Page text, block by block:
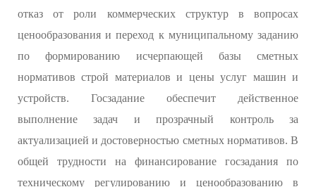
отказ от роли коммерческих структур в вопросах
ценообразования и переход к муниципальному заданию
по формированию исчерпающей базы сметных
нормативов строй материалов и цены услуг машин и
устройств. Госзадание обеспечит действенное
выполнение задач и прозрачный контроль за
актуализацией и достоверностью сметных нормативов. В
общей трудности на финансирование госзадания по
техническому регулированию и ценообразованию в